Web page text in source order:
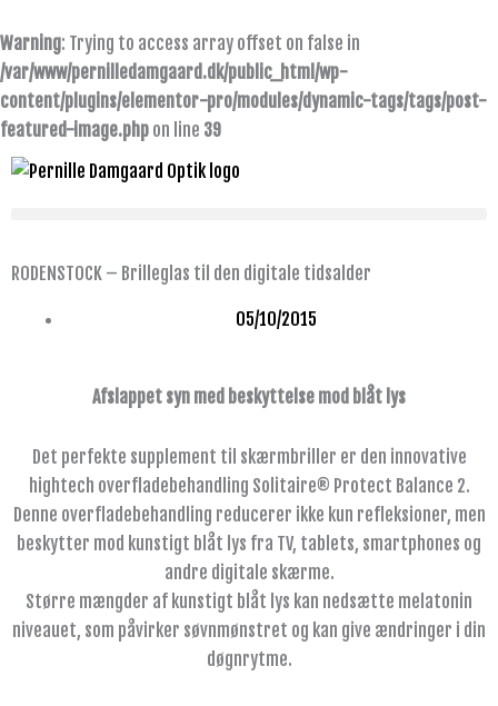
Warning: Trying to access array offset on false in
/var/www/pernilledamgaard.dk/public_html/wp-
content/plugins/elementor-pro/modules/dynamic-tags/tags/post-
featured-image.php on line 39
til
indholdet
RODENSTOCK – Brilleglas til den digitale tidsalder
05/10/2015
Afslappet syn med beskyttelse mod blåt lys
Det perfekte supplement til skærmbriller er den innovative
hightech overfladebehandling Solitaire® Protect Balance 2.
Denne overfladebehandling reducerer ikke kun refleksioner, men
beskytter mod kunstigt blåt lys fra TV, tablets, smartphones og
andre digitale skærme.
Større mængder af kunstigt blåt lys kan nedsætte melatonin
niveauet, som påvirker søvnmønstret og kan give ændringer i din
døgnrytme.